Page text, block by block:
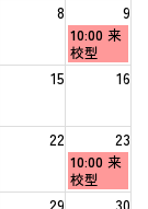
8 9
日
曜
日,
9th
10:00 来
校型
15 16
22 23
日
曜
日,
10:00 来
校型